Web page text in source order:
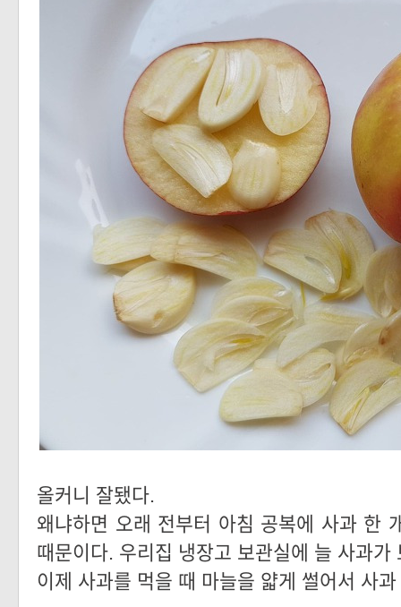
올커니 잘됐다.
왜냐하면 오래 전부터 아침 공복에 사과 한
때문이다. 우리집 냉장고 보관실에 늘 사과
이제 사과를 먹을 때 마늘을 얇게 썰어서 사